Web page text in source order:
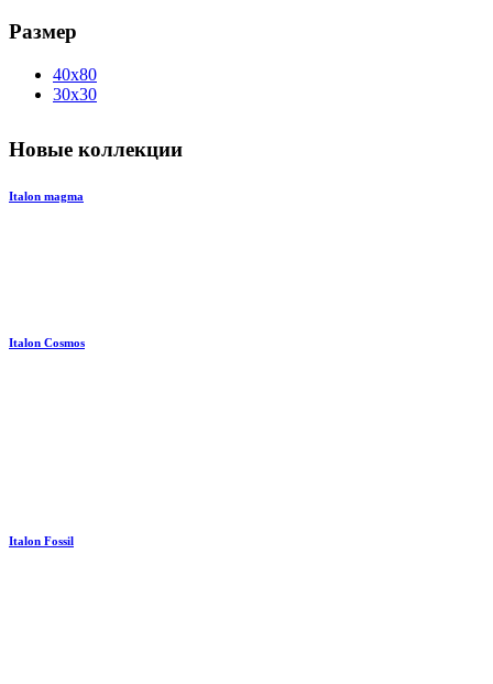
Размер
40x80
30x30
Новые коллекции
Italon magma
Italon Cosmos
Italon Fossil